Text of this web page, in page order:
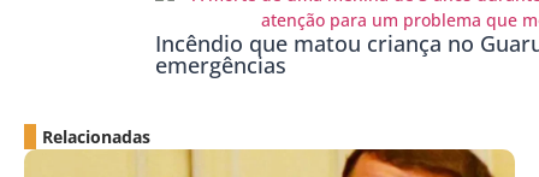
Incêndio que matou criança no
emergências
Relacionadas